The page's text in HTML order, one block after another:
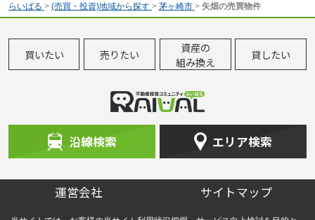
らいばる > (売買・投資)地域から探す > 茅ヶ崎市 > 矢畑の売買物件
買いたい 売りたい
資産の
組み換え
貸したい
沿線検索 エリア検索
運営会社 サイトマップ